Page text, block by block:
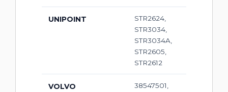
UNIPOINT
STR2624,
STR3034,
STR3034A,
STR2605,
STR2612
VOLVO
38547501,